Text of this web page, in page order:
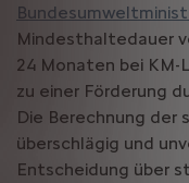
Mindesthaltedauer
24 Monaten bei
zu einer Förderung
Die Berechnung der
überschlägig und
Entscheidung über